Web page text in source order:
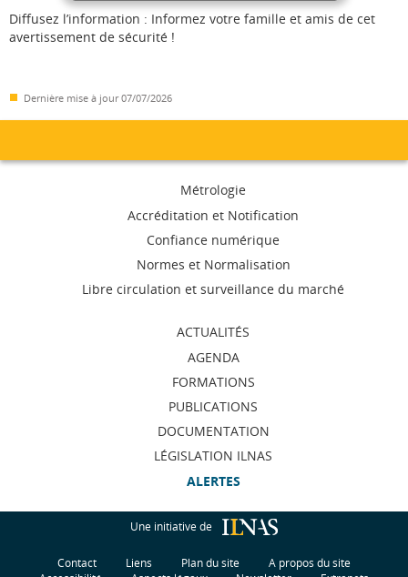
Diffusez l’information : Informez votre famille et amis de cet
avertissement de sécurité !
Dernière mise à jour07/07/2026
navigation
Métrologie
Accréditation et Notification
Confiance numérique
Normes et Normalisation
Libre circulation et surveillance du marché
ACTUALITÉS
AGENDA
FORMATIONS
PUBLICATIONS
DOCUMENTATION
LÉGISLATION ILNAS
ALERTES
Une initiative de
Contact Liens Plan du site
A propos du site